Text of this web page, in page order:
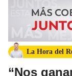
La Hora del
“Nos